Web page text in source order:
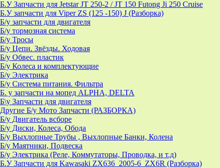
Б.У Запчасти для Jetstar JT 250-2 / JT 150 Futong Ji 250 Cruise
Б.У запчасти для Viper ZS (125 -150) J (Разборка)
Б/у запчасти для двигателя
Б/у тормозная система
Б/у Тросы
Б/у Цепи. Звёзды. Ходовая
Б/у Обвес. пластик
Б/у Колеса и комплектующие
Б/у Электрика
Б/у Система питания. Фильтра
Б. у запчасти на мопед ALPHA, DELTA
Б\у Запчасти для двигателя
Другие Б/у Мото Запчасти (РАЗБОРКА)
Б/у Двигатель всборе
Б/у Диски, Колеса, Обода
Б/у Выхлопные Трубы , Выхлопные Банки, Колена
Б/у Маятники, Подвеска
Б/у Электрика (Реле, Коммутаторы, Проводка, и т.д)
Б.У Запчасти для Kawasaki ZX636_2005-6_ZX6R (Разборка)